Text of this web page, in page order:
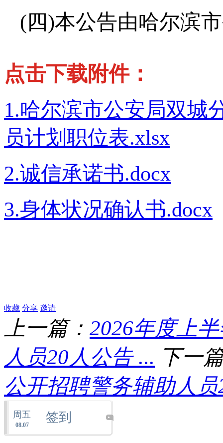
(四)本公告由哈尔滨
点击下载附件：
1.哈尔滨市公安局双城
员计划职位表.xlsx
2.诚信承诺书.docx
3.身体状况确认书.docx
收藏 分享 邀请
上一篇： 2026年度上
人员20人公告 ... 下一
公开招聘警务辅助人员
周五
08.07
签到